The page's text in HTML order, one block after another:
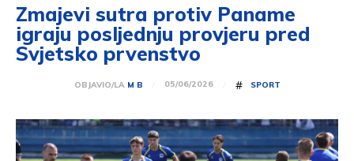
Zmajevi sutra protiv Paname
igraju posljednju provjeru pred
Svjetsko prvenstvo
OBJAVIO/LA M B 05/06/2026 # SPORT